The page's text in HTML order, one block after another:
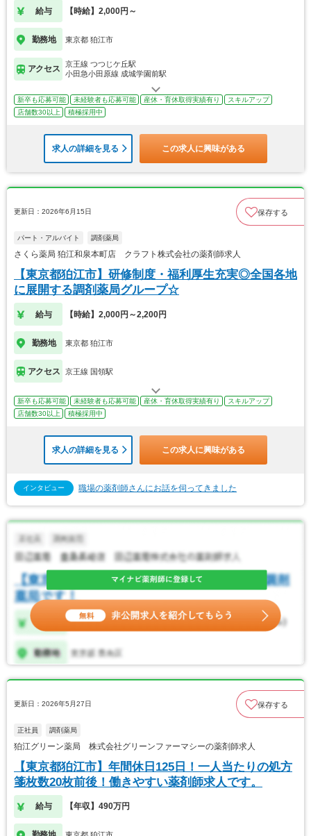
給与 【時給】2,000円～
勤務地 東京都 狛江市
アクセス
京王線 つつじケ丘駅
小田急小田原線 成城学園前駅
新卒も応募可能 未経験者も応募可能 産休・育休取得実績有り
スキルアップ
店舗数30以上
積極採用中
求人の詳細を見る この求人に興味がある
更新日：2026年6月15日 保存する
パート・アルバイト 調剤薬局
さくら薬局 狛江和泉本町店 クラフト株式会社の薬剤師求人
【東京都狛江市】研修制度・福利厚生充実◎全国各地
に展開する調剤薬局グループ☆
給与 【時給】2,000円～2,200円
勤務地 東京都 狛江市
アクセス 京王線 国領駅
新卒も応募可能 未経験者も応募可能 産休・育休取得実績有り
スキルアップ
店舗数30以上
積極採用中
求人の詳細を見る この求人に興味がある
インタビュー 職場の薬剤師さんにお話を伺ってきました
更新日：2026年5月27日 保存する
正社員 調剤薬局
狛江グリーン薬局 株式会社グリーンファーマシーの薬剤師求人
【東京都狛江市】年間休日125日！一人当たりの処方
箋枚数20枚前後！働きやすい薬剤師求人です。
給与 【年収】490万円